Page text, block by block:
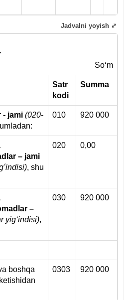
Soʻm
Satr
kod i
Summa
- jami (020-
010 920 000
– jami
, shu
020 0,00
–
yigʻindisi),
030 920 000
boshqa
0303 920 000
Jadvalni yoyish ⤢